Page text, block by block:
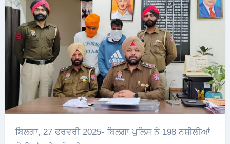
ਬਿਲਗਾ, 27 ਫਰਵਰੀ 2025- ਬਿਲਗਾ ਪੁਲਿਸ ਨੇ 198 ਨਸ਼ੀਲੀਆਂ